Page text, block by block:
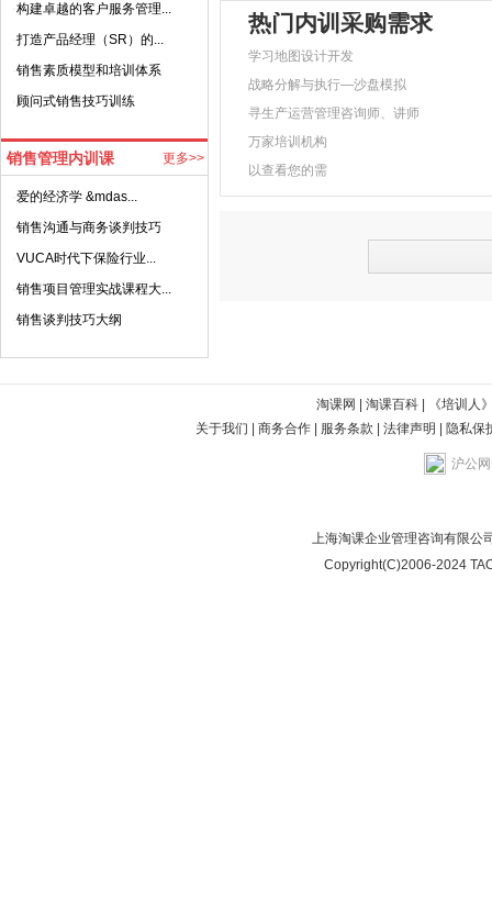
构建卓越的客户服务管理...
打造产品经理（SR）的...
销售素质模型和培训体系
顾问式销售技巧训练
销售管理内训课 更多>>
爱的经济学 &mdas...
销售沟通与商务谈判技巧
VUCA时代下保险行业...
销售项目管理实战课程大...
销售谈判技巧大纲
热门内训采购需求
学习地图设计开发
战略分解与执行—沙盘模拟
寻生产运营管理咨询师、讲师
万家培训机构
以查看您的需
淘课网 淘课百科|
《培训人
关于我们
商务合作| 服务条款 法律声明 隐私保
沪公
上海淘课企业管理咨询有限公
Copyright(C)2006-2024